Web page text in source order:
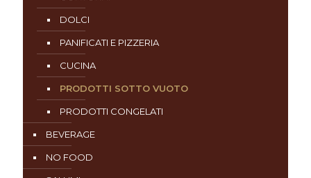
DOLCI
PANIFICATI E PIZZERIA
CUCINA
PRODOTTI SOTTO VUOTO
PRODOTTI CONGELATI
BEVERAGE
NO FOOD